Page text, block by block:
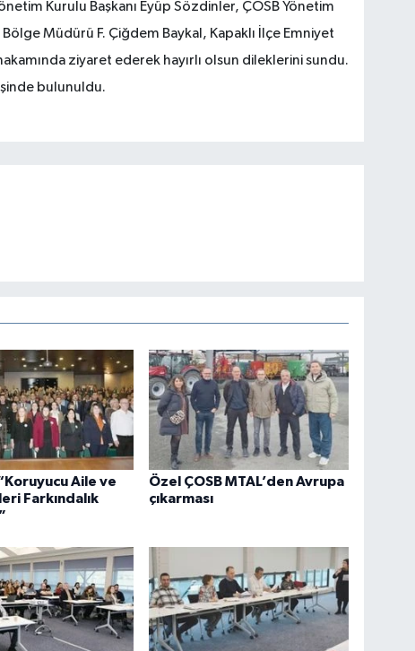
Kurulu Başkanı Eyüp Sözdinler, ÇOSB Yönetim
Müdürü F. Çiğdem Baykal, Kapaklı İlçe Emniyet
ziyaret ederek hayırlı olsun dileklerini sundu.
bulunuldu.
Aile ve
Farkındalık
Özel ÇOSB MTAL’den Avrupa
çıkarması